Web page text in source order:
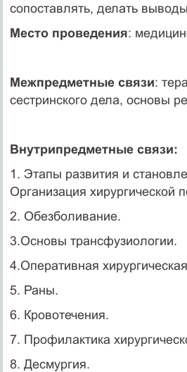
сопоставлять, делать
Место проведения:
Межпредметные связи:
сестринского дела, основы
Внутрипредметные связи:
1. Этапы развития и
Организация хирургической
2. Обезболивание.
3.Основы трансфузиологии.
4.Оперативная
5. Раны.
6. Кровотечения.
7. Профилактика
8. Десмургия.